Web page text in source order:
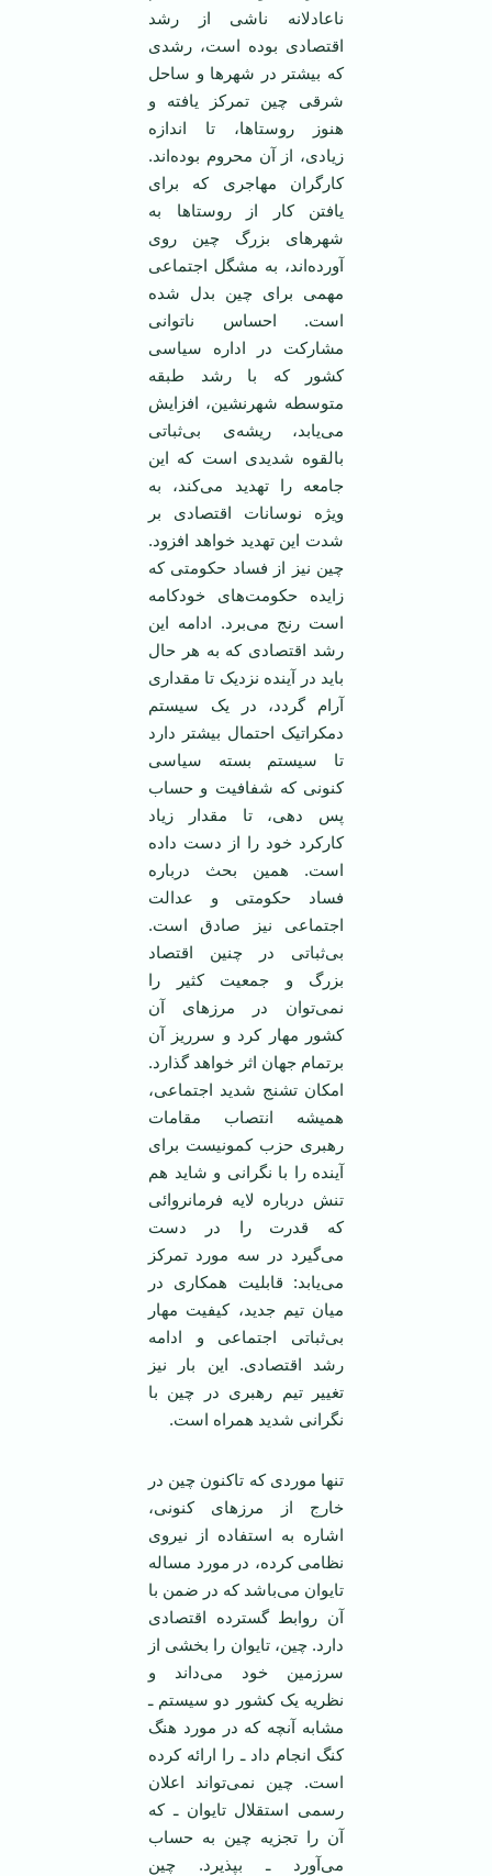
ناعادلانه ناشی از رشد
اقتصادی بوده است، رشدی
که بیشتر در شهر‌ها و ساحل
شرقی چین تمرکز یافته و
هنوز روستا‌ها، تا اندازه
زیادی، از آن محروم بوده‌اند.
کارگران مهاجری که برای
یافتن کار از روستا‌ها به
شهرهای بزرگ چین روی
آورده‌اند، به مشگل اجتماعی
مهمی برای چین بدل شده
است. احساس ناتوانی
مشارکت در اداره سیاسی
کشور که با رشد طبقه
متوسطه شهرنشین، افزایش
می‌یابد، ریشه‌ی بی‌ثباتی
بالقوه شدیدی است که این
جامعه را تهدید می‌کند، به
ویژه نوسانات اقتصادی بر
شدت این تهدید خواهد افزود.
چین نیز از فساد حکومتی که
زایده حکومت‌های خودکامه
است رنج می‌برد. ادامه این
رشد اقتصادی که به هر حال
باید در آینده نزدیک تا مقداری
آرام گردد، در یک سیستم
دمکراتیک احتمال بیشتر دارد
تا سیستم بسته سیاسی
کنونی که شفافیت و حساب
پس دهی، تا مقدار زیاد
کارکرد خود را از دست داده
است. همین بحث درباره
فساد حکومتی و عدالت
اجتماعی نیز صادق است.
بی‌ثباتی در چنین اقتصاد
بزرگ و جمعیت کثیر را
نمی‌توان در مرزهای آن
کشور مهار کرد و سرریز آن
برتمام جهان اثر خواهد گذارد.
امکان تشنج شدید اجتماعی،
همیشه انتصاب مقامات
رهبری حزب کمونیست برای
آینده را با نگرانی و شاید هم
تنش درباره لایه فرمانروائی
که قدرت را در دست
می‌گیرد در سه مورد تمرکز
می‌یابد: قابلیت همکاری در
میان تیم جدید، کیفیت مهار
بی‌ثباتی اجتماعی و ادامه
رشد اقتصادی. این بار نیز
تغییر تیم رهبری در چین با
نگرانی شدید همراه است.
تنها موردی که تاکنون چین در
خارج از مرزهای کنونی،
اشاره به استفاده از نیروی
نظامی کرده، در مورد مساله
تایوان می‌باشد که در ضمن با
آن روابط گسترده اقتصادی
دارد. چین، تایوان را بخشی از
سرزمین خود می‌داند و
نظریه یک کشور دو سیستم ـ
مشابه آنچه که در مورد هنگ
کنگ انجام داد ـ را ارائه کرده
است. چین نمی‌تواند اعلان
رسمی استقلال تایوان ـ که
آن را تجزیه چین به حساب
می‌آورد ـ بپذیرد. چین